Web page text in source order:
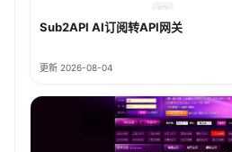
Sub2API AI订阅转API网关
更新 2026-08-04